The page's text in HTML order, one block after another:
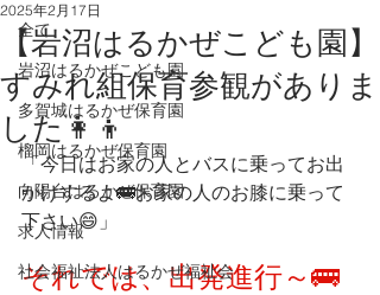
全て
岩沼はるかぜこども園
多賀城はるかぜ保育園
榴岡はるかぜ保育園
向陽台はるかぜ保育園
求人情報
社会福祉法人はるかぜ福祉会
【岩沼はるかぜこども園】
すみれ組保育参観がありま
した👩‍👦
2025年2月17日
「今日はお家の人とバスに乗ってお出
かけするよ🚌お家の人のお膝に乗って
下さい😄」
それでは、出発進行～🚌